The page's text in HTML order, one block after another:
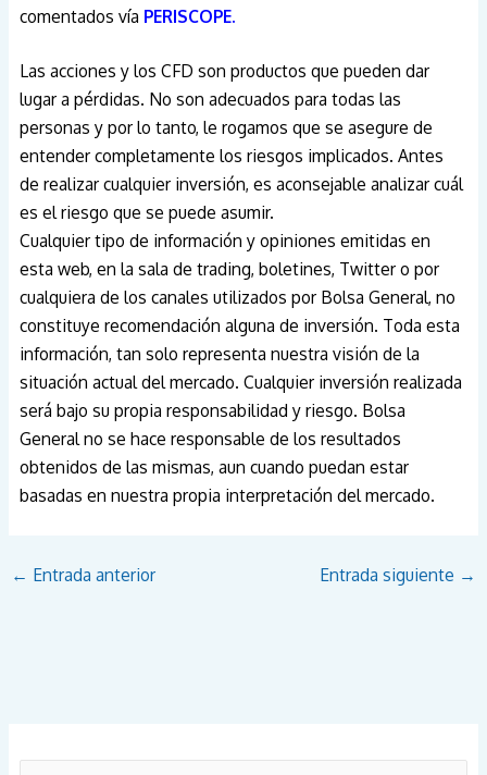
comentados vía PERISCOPE.
Las acciones y los CFD son productos que pueden dar
lugar a pérdidas. No son adecuados para todas las
personas y por lo tanto, le rogamos que se asegure de
entender completamente los riesgos implicados. Antes
de realizar cualquier inversión, es aconsejable analizar cuál
es el riesgo que se puede asumir.
Cualquier tipo de información y opiniones emitidas en
esta web, en la sala de trading, boletines, Twitter o por
cualquiera de los canales utilizados por Bolsa General, no
constituye recomendación alguna de inversión. Toda esta
información, tan solo representa nuestra visión de la
situación actual del mercado. Cualquier inversión realizada
será bajo su propia responsabilidad y riesgo. Bolsa
General no se hace responsable de los resultados
obtenidos de las mismas, aun cuando puedan estar
basadas en nuestra propia interpretación del mercado.
← Entrada anterior Entrada siguiente →